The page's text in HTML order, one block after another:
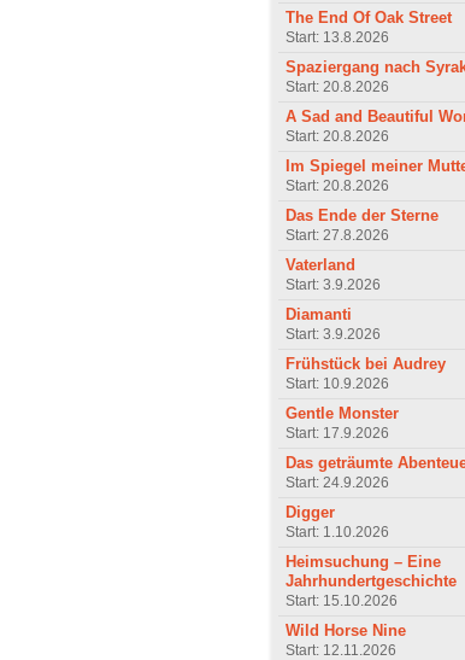
The End Of Oak Street
Start: 13.8.2026
Spaziergang nach
Start: 20.8.2026
A Sad and Beautiful
Start: 20.8.2026
Im Spiegel meiner
Start: 20.8.2026
Das Ende der Sterne
Start: 27.8.2026
Vaterland
Start: 3.9.2026
Diamanti
Start: 3.9.2026
Frühstück bei Audrey
Start: 10.9.2026
Gentle Monster
Start: 17.9.2026
Das geträumte
Start: 24.9.2026
Digger
Start: 1.10.2026
Heimsuchung – Eine
Jahrhundertgeschichte
Start: 15.10.2026
Wild Horse Nine
Start: 12.11.2026